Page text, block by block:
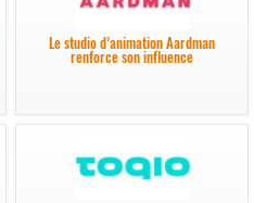
Le studio d’animation Aardman
renforce son influence